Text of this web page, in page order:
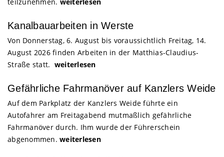
Kanalbauarbeiten in Werste
Von Donnerstag, 6. August bis voraussichtlich Freitag, 14.
August 2026 finden Arbeiten in der Matthias-Claudius-
Straße statt. weiterlesen
Gefährliche Fahrmanöver auf Kanzlers Weide
Auf dem Parkplatz der Kanzlers Weide führte ein
Autofahrer am Freitagabend mutmaßlich gefährliche
Fahrmanöver durch. Ihm wurde der Führerschein
abgenommen. weiterlesen